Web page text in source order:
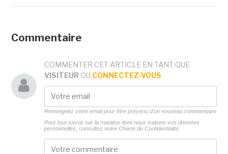
Commentaire
COMMENTER CET ARTICLE EN TANT QUE
VISITEUR OU CONNECTEZ-VOUS
Renseignez votre email pour être prévenu d'un nouveau commentaire
Pour tout savoir sur la manière dont nous traitons vos données
personnelles, consultez notre Charte de Confidentialité.